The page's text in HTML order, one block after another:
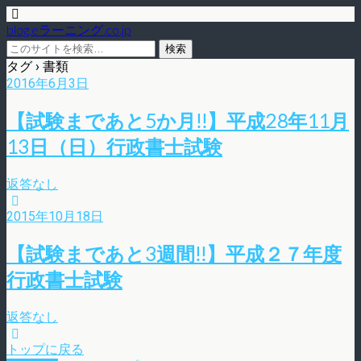
blog.eラーニング.co.jp
タグ › 書類
2016年6月3日
【試験まであと5か月!!】平成28年11月
13日（日）行政書士試験
返答なし
2015年10月18日
【試験まであと3週間!!】平成２７年度
行政書士試験
返答なし
トップに戻る